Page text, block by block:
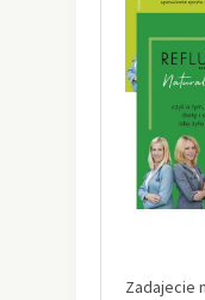
Zadajecie